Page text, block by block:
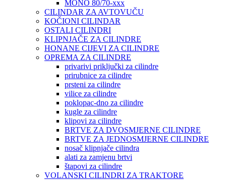
MONO 80/70-xxx
CILINDAR ZA AVTOVUČU
KOČIONI CILINDAR
OSTALI CILINDRI
KLIPNJAČE ZA CILINDRE
HONANE CIJEVI ZA CILINDRE
OPREMA ZA CILINDRE
privarivi priključki za cilindre
prirubnice za cilindre
prsteni za cilindre
vilice za cilindre
poklopac-dno za cilindre
kugle za cilindre
klipovi za cilindre
BRTVE ZA DVOSMJERNE CILINDRE
BRTVE ZA JEDNOSMJERNE CILINDRE
nosač klipnjače cilindra
alati za zamjenu brtvi
štapovi za cilindre
VOLANSKI CILINDRI ZA TRAKTORE